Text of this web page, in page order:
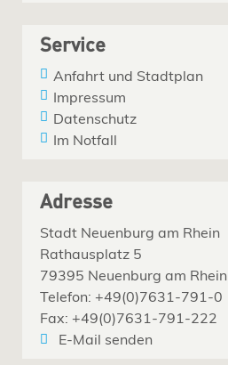
Service
Anfahrt und Stadtplan
Impressum
Datenschutz
Im Notfall
Adresse
Stadt Neuenburg am Rhein
Rathausplatz 5
79395 Neuenburg am Rhein
Telefon: +49(0)7631-791-0
Fax: +49(0)7631-791-222
E-Mail senden